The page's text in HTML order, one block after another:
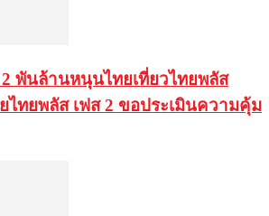
พันล้านหนุนไทยเที่ยวไทยพลัส
ไทยพลัส เฟส 2 ขอประเมินความคุ้ม